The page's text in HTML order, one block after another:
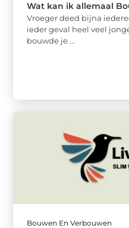
Wat kan ik allemaal
Vroeger deed bijna
ieder geval heel veel
bouwde je ...
Bouwen En Verbouwen